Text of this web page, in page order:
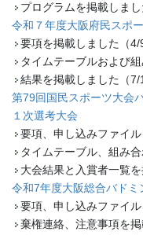
プログラムを掲載しまし
令和７年度大阪府民スポ
要項を掲載しました（4/9
タイムテーブルおよび
結果を掲載しました（7/
第79回国民スポーツ大会
１次選考大会
要項、申し込みファイル
タイムテーブル、組み
大会結果と入賞者一覧
令和7年度大阪総合バドミ
要項、申し込みファイ
棄権連絡、注意事項を掲